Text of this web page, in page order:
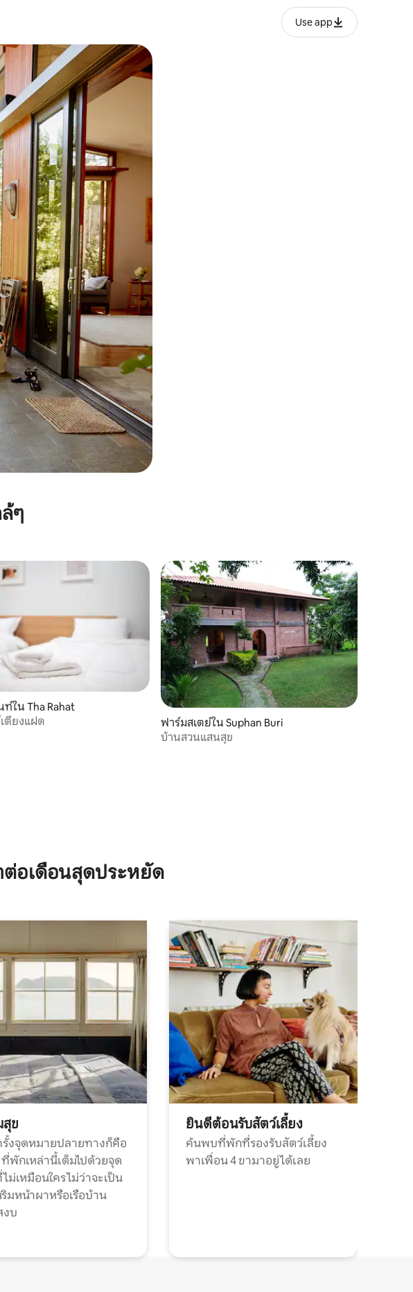
Use app
ๆ
ใน Tha Rahat
ตียงแฝด
ฟาร์มสเตย์ใน Suphan Buri
บ้านสวนแสนสุข
ต่อเดือนสุดประหยัด
สุข
งจุดหมายปลายทางก็คือ
พักเหล่านี้เต็มไปด้วยจุด
ม่เหมือนใคร ไม่ว่าจะเป็น
มหน้าผาหรือเรือบ้าน
งบ
ยินดีต้อนรับสัตว์เลี้ยง
ค้นพบที่พักที่รองรับสัตว์เลี้ยง
พาเพื่อน 4 ขามาอยู่ได้เลย